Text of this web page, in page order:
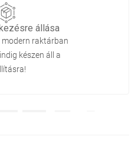
állása
modern raktárban
készen áll a